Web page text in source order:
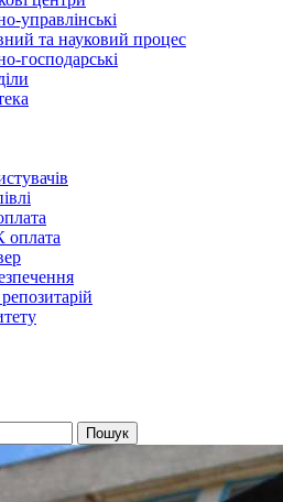
управлінські
та науковий процес
господарські
Пошук